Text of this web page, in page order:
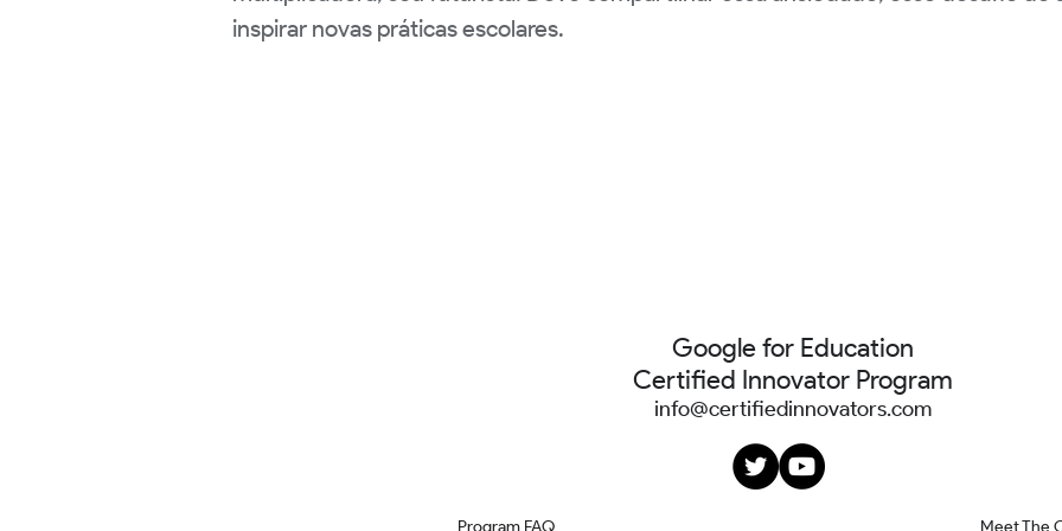
inspirar novas práticas escolares.
Google for Education
Certified Innovator Program
info@certifiedinnovators.com
Program FAQ Meet The